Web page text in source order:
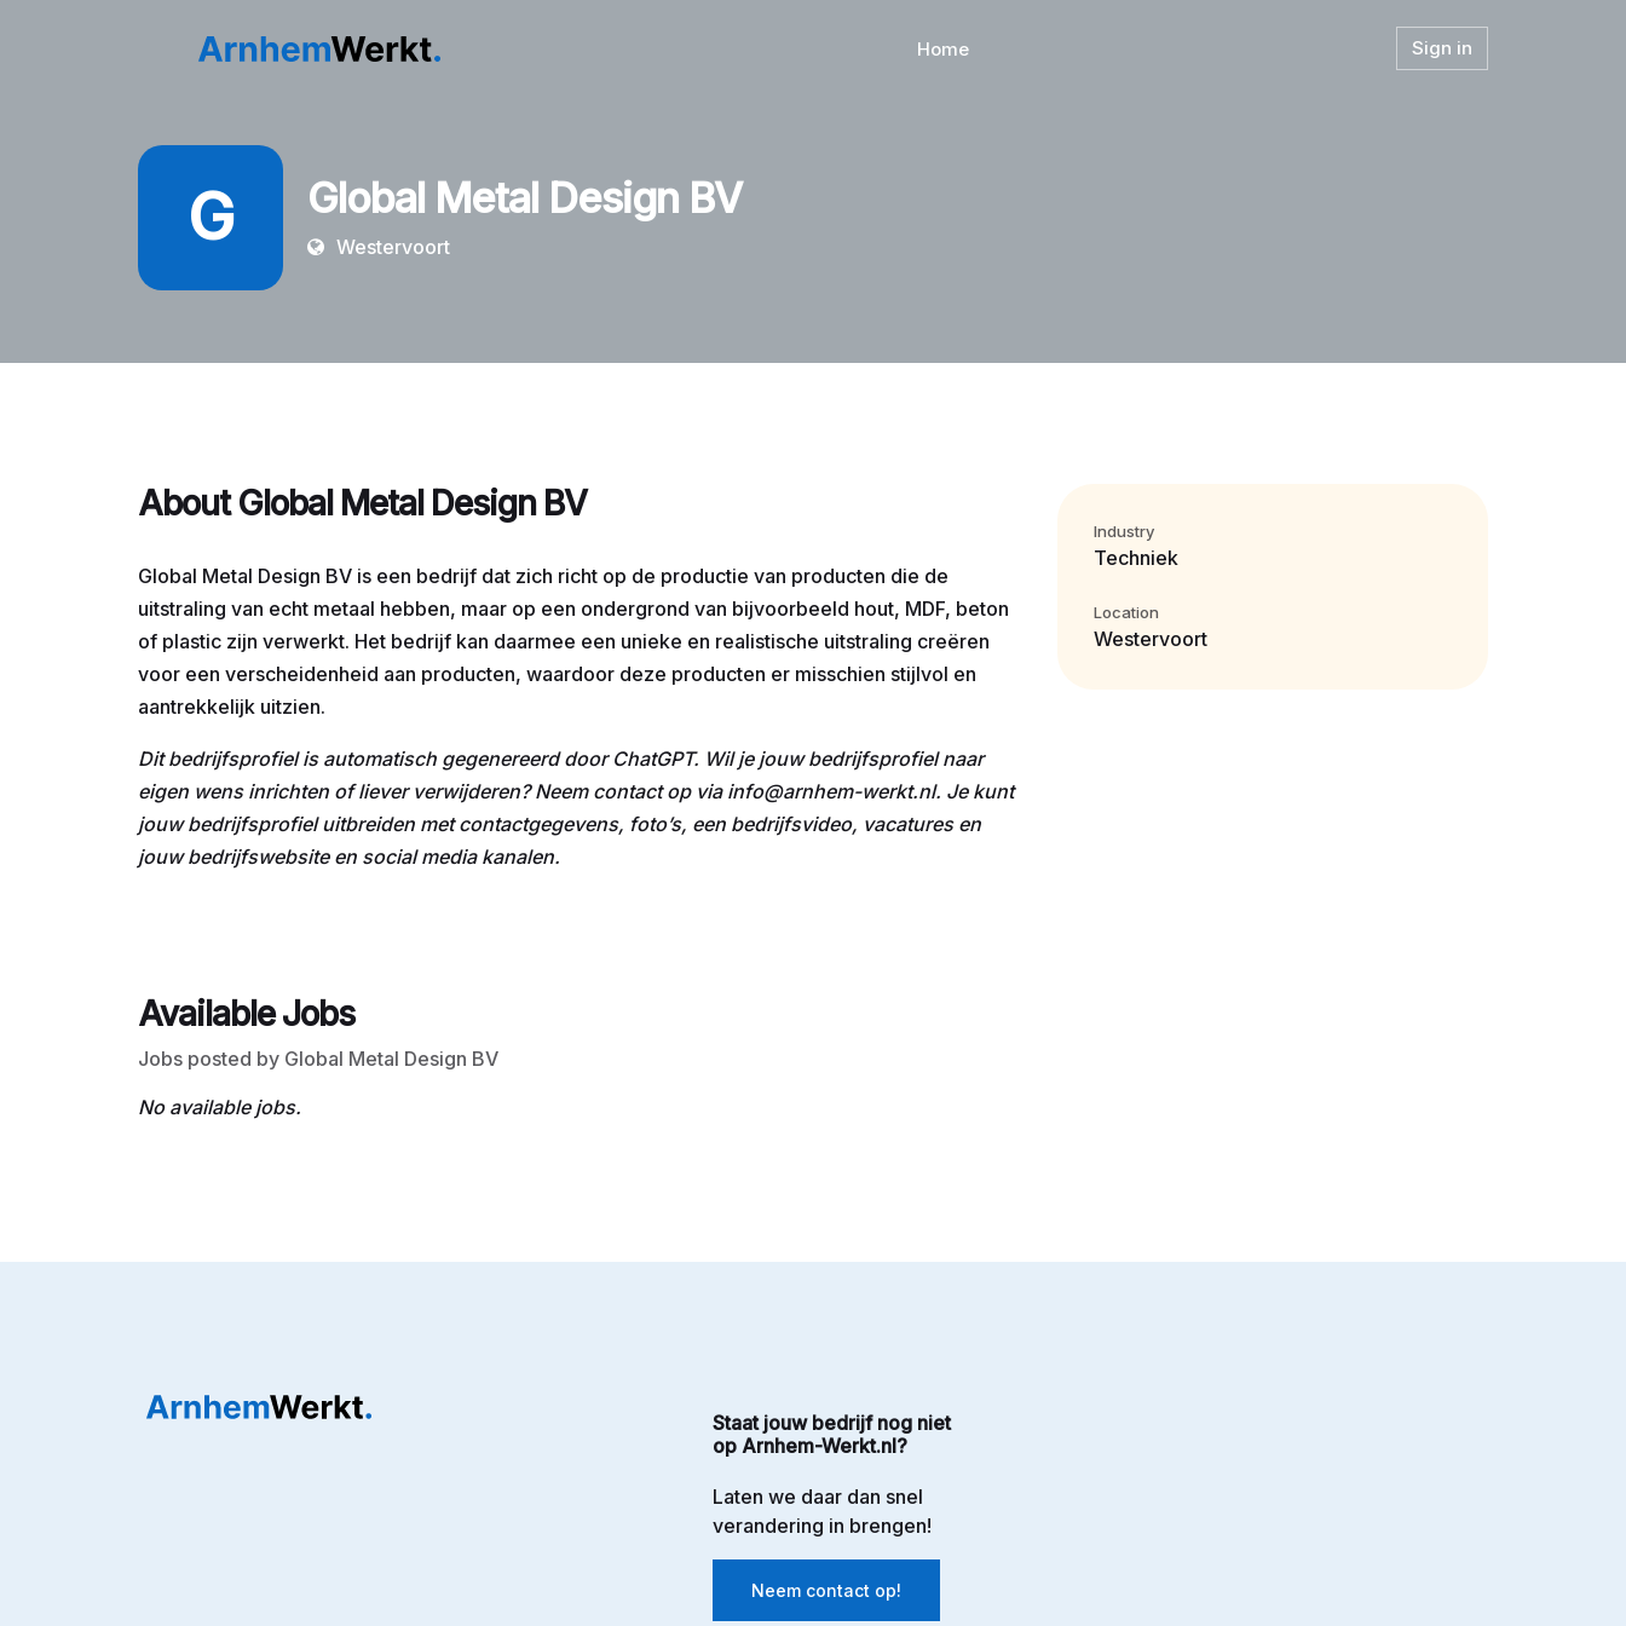
Home Sign in
G Global Metal Design BV
Westervoort
About Global Metal Design BV
Global Metal Design BV is een bedrijf dat zich richt op de productie van producten die de
uitstraling van echt metaal hebben, maar op een ondergrond van bijvoorbeeld hout, MDF, beton
of plastic zijn verwerkt. Het bedrijf kan daarmee een unieke en realistische uitstraling creëren
voor een verscheidenheid aan producten, waardoor deze producten er misschien stijlvol en
aantrekkelijk uitzien.
Dit bedrijfsprofiel is automatisch gegenereerd door ChatGPT. Wil je jouw bedrijfsprofiel naar
eigen wens inrichten of liever verwijderen? Neem contact op via info@arnhem-werkt.nl. Je kunt
jouw bedrijfsprofiel uitbreiden met contactgegevens, foto’s, een bedrijfsvideo, vacatures en
jouw bedrijfswebsite en social media kanalen.
Available Jobs
Jobs posted by Global Metal Design BV
No available jobs.
Industry
Techniek
Location
Westervoort
Staat jouw bedrijf nog niet
op Arnhem-Werkt.nl?
Laten we daar dan snel
verandering in brengen!
Neem contact op!